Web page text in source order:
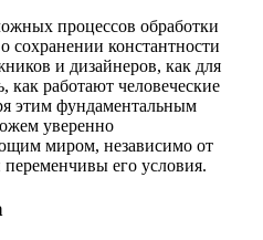
процессов обработки
сохранении константности
и дизайнеров, как для
как работают человеческие
этим фундаментальным
уверенно
миром, независимо от
его условия.